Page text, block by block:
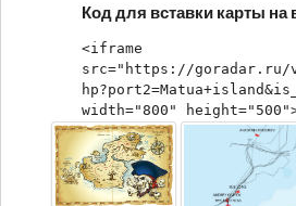
Код для вставки карты на
<iframe
src="https://goradar.ru/
width="800"